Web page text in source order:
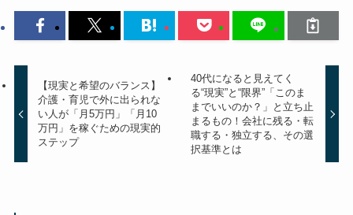
【現実と希望のバランス】
介護・育児で外に出られな
い人が「月5万円」「月10
万円」を稼ぐための現実的
ステップ
40代になると見えてく
る“現実”と“限界”「このま
までいいのか？」と立ち止
まるもの！会社に残る・転
職する・独立する、その選
択基準とは